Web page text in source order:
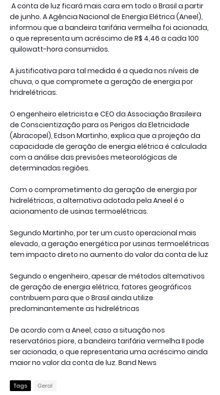
A conta de luz ficará mais cara em todo o Brasil a partir
de junho. A Agência Nacional de Energia Elétrica (Aneel),
informou que a bandeira tarifária vermelha foi acionada,
o que representa um acréscimo de R$ 4,46 a cada 100
quilowatt-hora consumidos.
A justificativa para tal medida é a queda nos níveis de
chuva, o que compromete a geração de energia por
hridrelétricas.
O engenheiro eletricista e CEO da Associação Brasileira
de Conscientização para os Perigos da Eletricidade
(Abracopel), Edson Martinho, explica que a projeção da
capacidade de geração de energia elétrica é calculada
com a análise das previsões meteorológicas de
determinadas regiões.
Com o comprometimento da geração de energia por
hidrelétricas, a alternativa adotada pela Aneel é o
acionamento de usinas termoelétricas.
Segundo Martinho, por ter um custo operacional mais
elevado, a geração energética por usinas termoelétricas
tem impacto direto no aumento do valor da conta de luz
Segundo o engenheiro, apesar de métodos alternativos
de geração de energia elétrica, fatores geográficos
contribuem para que o Brasil ainda utilize
predominantemente as hidrelétricas
De acordo com a Aneel, caso a situação nos
reservatórios piore, a bandeira tarifária vermelha II pode
ser acionada, o que representaria uma acréscimo ainda
maior no valor da conta de luz. Band News
Tags Geral